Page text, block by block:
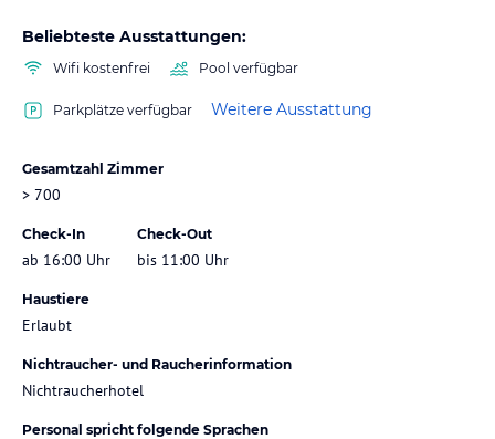
Beliebteste Ausstattungen:
Wifi kostenfrei Pool verfügbar
Parkplätze verfügbar Weitere Ausstattung
Gesamtzahl Zimmer
> 700
Check-In
ab 16:00 Uhr
Check-Out
bis 11:00 Uhr
Haustiere
Erlaubt
Nichtraucher- und Raucherinformation
Nichtraucherhotel
Personal spricht folgende Sprachen